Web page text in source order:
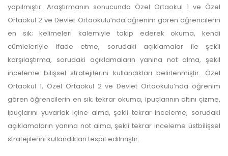
yapılmıştır. Araştırmanın sonucunda Özel Ortaokul 1 ve Özel
Ortaokul 2 ve Devlet Ortaokulu’nda öğrenim gören öğrencilerin
en sık; kelimeleri kalemiyle takip ederek okuma, kendi
cümleleriyle ifade etme, sorudaki açıklamalar ile şekli
karşılaştırma, sorudaki açıklamaların yanına not alma, şekil
inceleme bilişsel stratejilerini kullandıkları belirlenmiştir. Özel
Ortaokul 1, Özel Ortaokul 2 ve Devlet Ortaokulu’nda öğrenim
gören öğrencilerin en sık; tekrar okuma, ipuçlarının altını çizme,
ipuçlarını yuvarlak içine alma, şekli tekrar inceleme, sorudaki
açıklamaların yanına not alma, şekli tekrar inceleme üstbilişsel
stratejilerini kullandıkları tespit edilmiştir.